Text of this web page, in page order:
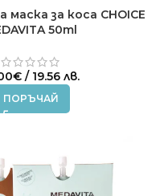
за коса CHOICE
50ml
€ / 19.56 лв.
ПОРЪЧАЙ